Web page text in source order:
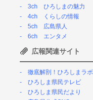
3ch ひろしまの魅力
4ch くらしの情報
5ch 広島県人
6ch エンタメ
広報関連サイト
徹底解剖！ひろしまラボ
ひろしま県民テレビ
ひろしま県民だより